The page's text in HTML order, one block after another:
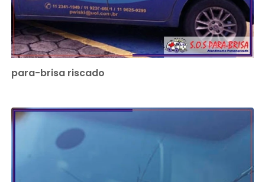
para-brisa riscado